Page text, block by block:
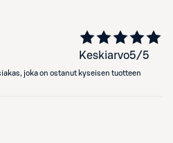
Keskiarvo5/5
joka on ostanut kyseisen tuotteen